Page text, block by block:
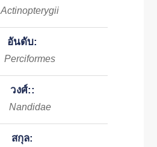
Actinopterygii
อันดับ:
Perciformes
วงศ์::
Nandidae
สกุล: